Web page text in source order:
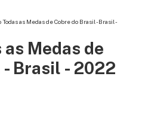
Todas as Medas de Cobre do Brasil - Brasil -
Medas de
Brasil - 2022